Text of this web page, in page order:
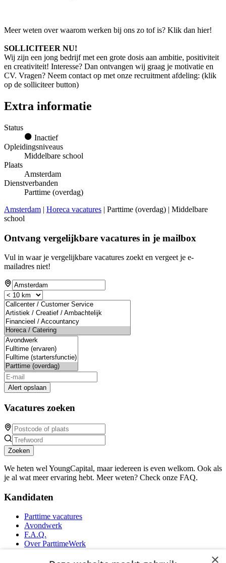
Meer weten over waarom werken bij ons zo tof is? Klik dan hier!
SOLLICITEER NU!
Wij zijn een jong bedrijf met een grote dosis aan ambitie, positiviteit
en creativiteit! Interesse? Dan ontvangen wij graag je motivatie en
CV. Vragen? Neem contact op met onze recruitment afdeling: (klik
op de solliciteer button)
Extra informatie
Status
Inactief
Opleidingsniveaus
Middelbare school
Plaats
Amsterdam
Dienstverbanden
Parttime (overdag)
Amsterdam | Horeca vacatures | Parttime (overdag) | Middelbare
school
Ontvang vergelijkbare vacatures in je mailbox
Vul in waar je vergelijkbare vacatures zoekt en vergeet je e-
mailadres niet!
Alert opslaan
Vacatures zoeken
Zoeken
We heten wel YoungCapital, maar iedereen is even welkom. Ook als
je al wat meer ervaring hebt. Meer weten? Check onze FAQ.
Kandidaten
Parttime vacatures
Avondwerk
F.A.Q.
Over ParttimeWerk
×